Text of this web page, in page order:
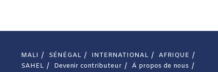
MALI SÉNÉGAL INTERNATIONAL
AFRIQUE
SAHEL
Devenir contributeur
Á propos de nous